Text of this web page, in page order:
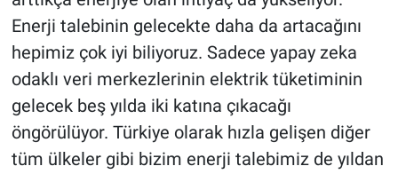
Enerji talebinin gelecekte daha da artacağını
hepimiz çok iyi biliyoruz. Sadece yapay zeka
odaklı veri merkezlerinin elektrik tüketiminin
gelecek beş yılda iki katına çıkacağı
öngörülüyor. Türkiye olarak hızla gelişen diğer
tüm ülkeler gibi bizim enerji talebimiz de yıldan